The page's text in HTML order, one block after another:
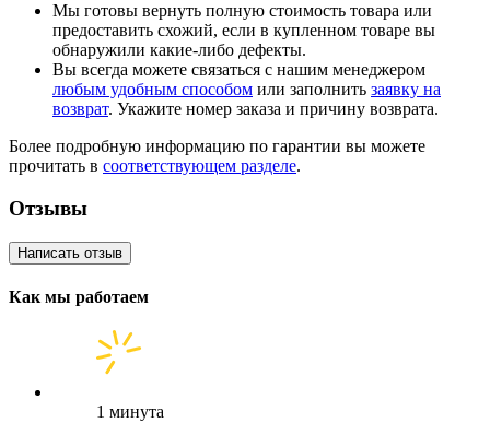
Мы готовы вернуть полную стоимость товара или
предоставить схожий, если в купленном товаре вы
обнаружили какие-либо дефекты.
Вы всегда можете связаться с нашим менеджером
любым удобным способом или заполнить заявку на
возврат. Укажите номер заказа и причину возврата.
Более подробную информацию по гарантии вы можете
прочитать в соответствующем разделе.
Отзывы
Написать отзыв
Как мы работаем
1 минута